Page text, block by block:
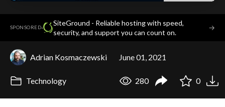
SPONSORED·
SiteGround - Reliable hosting with speed,
security, and support you can count on.
→
Adrian Kosmaczewski June 01, 2021
Technology 280 0